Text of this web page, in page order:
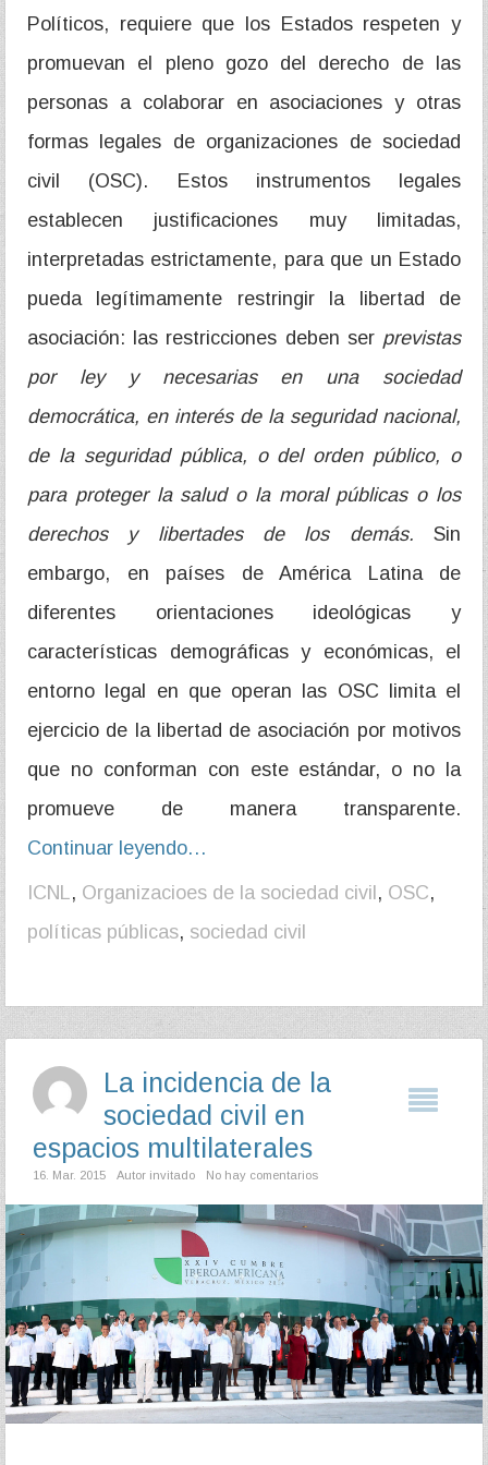
Políticos, requiere que los Estados respeten y
promuevan el pleno gozo del derecho de las
personas a colaborar en asociaciones y otras
formas legales de organizaciones de sociedad
civil (OSC). Estos instrumentos legales
establecen justificaciones muy limitadas,
interpretadas estrictamente, para que un Estado
pueda legítimamente restringir la libertad de
asociación: las restricciones deben ser previstas
por ley y necesarias en una sociedad
democrática, en interés de la seguridad nacional,
de la seguridad pública, o del orden público, o
para proteger la salud o la moral públicas o los
derechos y libertades de los demás. Sin
embargo, en países de América Latina de
diferentes orientaciones ideológicas y
características demográficas y económicas, el
entorno legal en que operan las OSC limita el
ejercicio de la libertad de asociación por motivos
que no conforman con este estándar, o no la
promueve de manera transparente.
Continuar leyendo…
ICNL , Organizacioes de la sociedad civil, OSC,
políticas públicas, sociedad civil
La incidencia de la
sociedad civil en
espacios multilaterales
16. Mar. 2015 Autor invitado No hay comentarios